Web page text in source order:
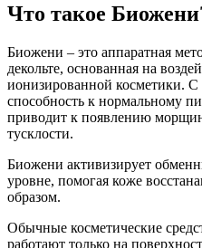
Что такое
Биожени – это аппаратная
декольте, основанная на
ионизированной косметики. С
способность к нормальному
приводит к появлению
тусклости.
Биожени активизирует
уровне, помогая коже
образом.
Обычные косметические
работают только на